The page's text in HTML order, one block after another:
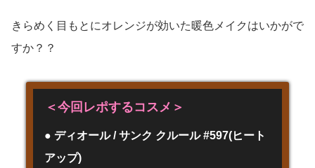
きらめく目もとにオレンジが効いた暖色メイクはいかがで
すか？？
＜今回レポするコスメ＞
● ディオール / サンク クルール #597(ヒート
アップ)